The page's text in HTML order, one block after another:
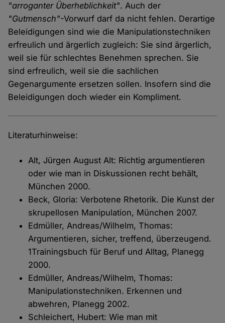
"arroganter Überheblichkeit". Auch der
"Gutmensch"-Vorwurf darf da nicht fehlen. Derartige
Beleidigungen sind wie die Manipulationstechniken
erfreulich und ärgerlich zugleich: Sie sind ärgerlich,
weil sie für schlechtes Benehmen sprechen. Sie
sind erfreulich, weil sie die sachlichen
Gegenargumente ersetzen sollen. Insofern sind die
Beleidigungen doch wieder ein Kompliment.
Literaturhinweise:
Alt, Jürgen August Alt: Richtig argumentieren
oder wie man in Diskussionen recht behält,
München 2000.
Beck, Gloria: Verbotene Rhetorik. Die Kunst der
skrupellosen Manipulation, München 2007.
Edmüller, Andreas/Wilhelm, Thomas:
Argumentieren, sicher, treffend, überzeugend.
1Trainingsbuch für Beruf und Alltag, Planegg
2000.
Edmüller, Andreas/Wilhelm, Thomas:
Manipulationstechniken. Erkennen und
abwehren, Planegg 2002.
Schleichert, Hubert: Wie man mit